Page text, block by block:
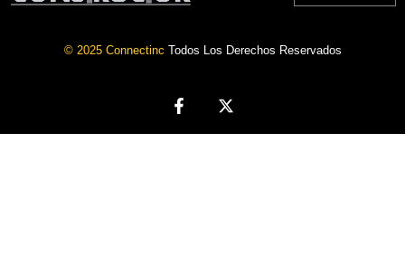
© 2025 Connectinc Todos Los Derechos Reservados